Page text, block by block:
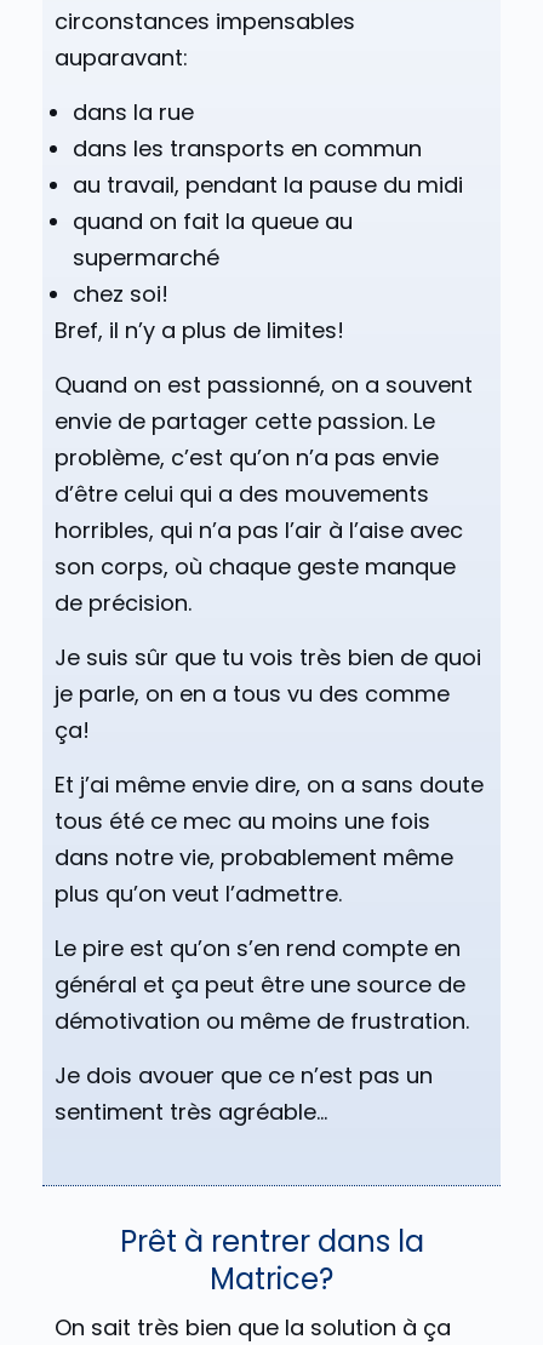
circonstances impensables
auparavant:
dans la rue
dans les transports en commun
au travail, pendant la pause du midi
quand on fait la queue au
supermarché
chez soi!
Bref, il n’y a plus de limites!
Quand on est passionné, on a souvent
envie de partager cette passion. Le
problème, c’est qu’on n’a pas envie
d’être celui qui a des mouvements
horribles, qui n’a pas l’air à l’aise avec
son corps, où chaque geste manque
de précision.
Je suis sûr que tu vois très bien de quoi
je parle, on en a tous vu des comme
ça!
Et j’ai même envie dire, on a sans doute
tous été ce mec au moins une fois
dans notre vie, probablement même
plus qu’on veut l’admettre.
Le pire est qu’on s’en rend compte en
général et ça peut être une source de
démotivation ou même de frustration.
Je dois avouer que ce n’est pas un
sentiment très agréable…
Prêt à rentrer dans la
Matrice?
On sait très bien que la solution à ça